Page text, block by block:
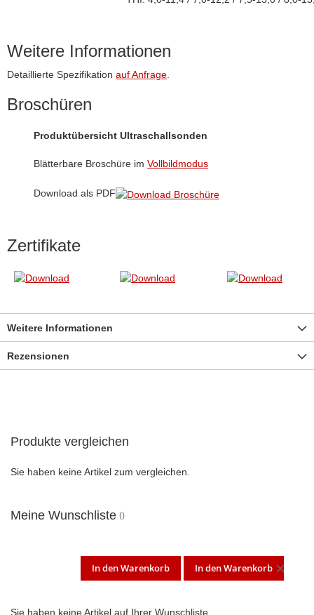
Weitere Informationen
Detaillierte Spezifikation auf Anfrage.
Broschüren
Produktübersicht Ultraschallsonden
Blätterbare Broschüre im Vollbildmodus
Download als PDF
Zertifikate
Weitere Informationen
Rezensionen
Produkte vergleichen
Sie haben keine Artikel zum vergleichen.
Meine Wunschliste
In den Warenkorb In den Warenkorb
Sie haben keine Artikel auf Ihrer Wunschliste.